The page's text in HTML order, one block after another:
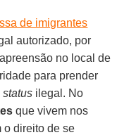
de imigrantes
autorizado, por
no local de
para prender
status ilegal. No
que vivem nos
o direito de se